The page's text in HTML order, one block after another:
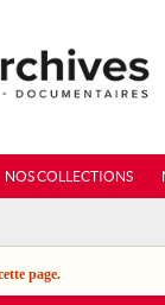
NOS COLLECTIONS
page.